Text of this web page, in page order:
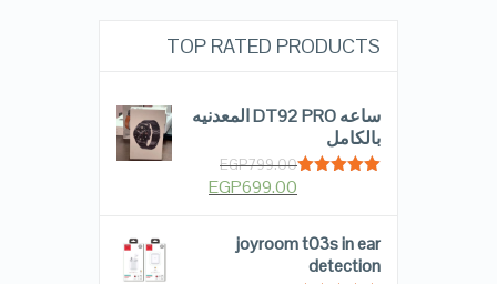
TOP RATED PRODUCTS
ساعه DT92 PRO المعدنيه
بالكامل
EGP799.00
EGP699.00
joyroom t03s in ear
detection